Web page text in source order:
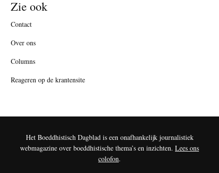
Zie ook
Contact
Over ons
Columns
Reageren op de krantensite
Het Boeddhistisch Dagblad is een onafhankelijk journalistiek
webmagazine over boeddhistische thema’s en inzichten. Lees ons
colofon.